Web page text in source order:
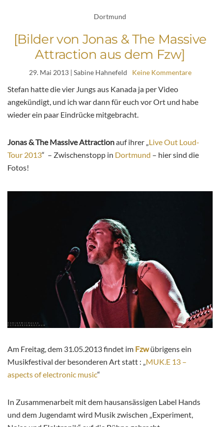
Dortmund
[Bilder von Jonas & The Massive
Attraction aus dem Fzw]
29. Mai 2013| Sabine Hahnefeld Keine Kommentare
Stefan hatte die vier Jungs aus Kanada ja per Video
angekündigt, und ich war dann für euch vor Ort und habe
wieder ein paar Eindrücke mitgebracht.
Jonas & The Massive Attractionauf ihrer „Live Out Loud-
Tour 2013“ – Zwischenstopp in Dortmund – hier sind die
Fotos!
Am Freitag, dem 31.05.2013 findet im Fzwübrigens ein
Musikfestival der besonderen Art statt : „ MUK.E 13 –
aspects of electronic music“
In Zusammenarbeit mit dem hausansässigen Label Hands
und dem Jugendamt wird Musik zwischen „Experiment,